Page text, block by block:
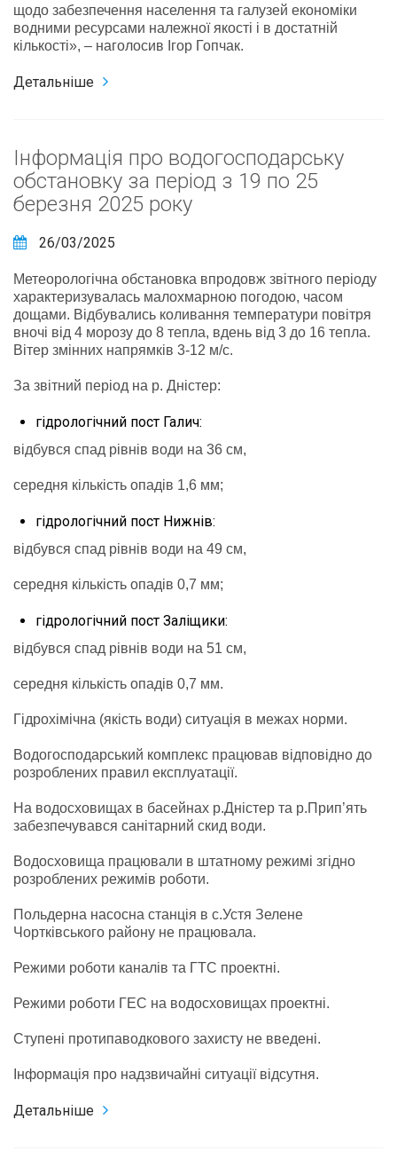
щодо забезпечення населення та галузей економіки
водними ресурсами належної якості і в достатній
кількості», – наголосив Ігор Гопчак.
Детальніше
Інформація про водогосподарську
обстановку за період з 19 по 25
березня 2025 року
26/03/2025
Метеорологічна обстановка впродовж звітного періоду
характеризувалась малохмарною погодою, часом
дощами. Відбувались коливання температури повітря
вночі від 4 морозу до 8 тепла, вдень від 3 до 16 тепла.
Вітер змінних напрямків 3-12 м/с.
За звітний період на р. Дністер:
гідрологічний пост Галич:
відбувся спад рівнів води на 36 см,
середня кількість опадів 1,6 мм;
гідрологічний пост Нижнів:
відбувся спад рівнів води на 49 см,
середня кількість опадів 0,7 мм;
гідрологічний пост Заліщики:
відбувся спад рівнів води на 51 см,
середня кількість опадів 0,7 мм.
Гідрохімічна (якість води) ситуація в межах норми.
Водогосподарський комплекс працював відповідно до
розроблених правил експлуатації.
На водосховищах в басейнах р.Дністер та р.Прип’ять
забезпечувався санітарний скид води.
Водосховища працювали в штатному режимі згідно
розроблених режимів роботи.
Польдерна насосна станція в с.Устя Зелене
Чортківського району не працювала.
Режими роботи каналів та ГТС проектні.
Режими роботи ГЕС на водосховищах проектні.
Ступені протипаводкового захисту не введені.
Інформація про надзвичайні ситуації відсутня.
Детальніше